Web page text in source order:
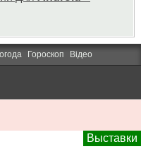
Гороскоп Відео
Выставки